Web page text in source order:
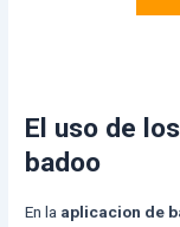
El uso de
badoo
En la aplicacion de